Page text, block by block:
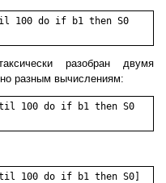
do if b1 then S0
разобран двумя
разным вычислениям:
100 do if b1 then S0
100 do if b1 then S0]